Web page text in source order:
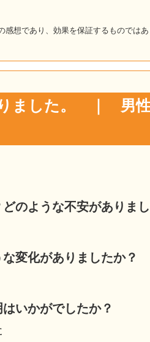
感想であり、効果を保証するものではあ
りました。 ｜ 男
のような不安がありま
変化がありましたか？
いかがでしたか？